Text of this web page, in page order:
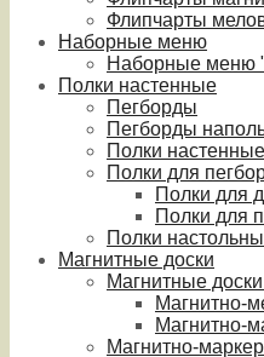
Флипчарты
Наборные меню
Наборные меню
Полки настенные
Пегборды
Пегборды
Полки
Полки для
Полки для
Полки для
Полки
Магнитные доски
Магнитные
Магнитно-
Магнитно-
Магнитно-